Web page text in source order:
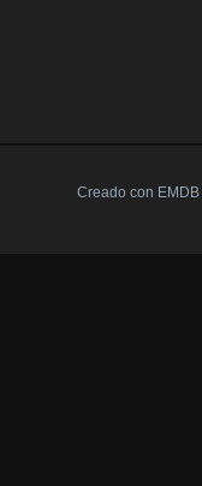
Creado con